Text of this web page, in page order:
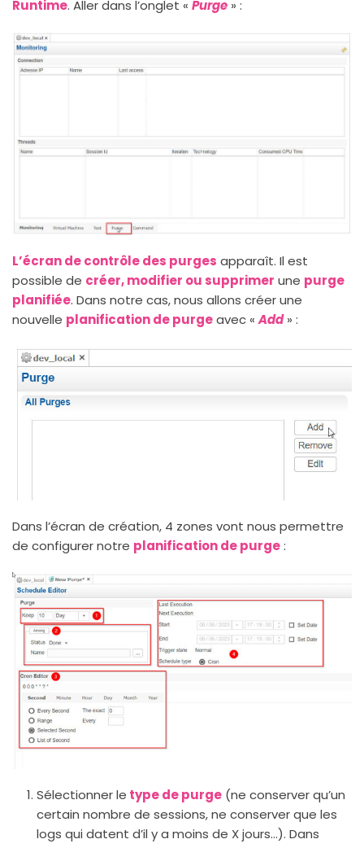
Runtime. Aller dans l’onglet « Purge » :
L’écran de contrôle des purges apparaît. Il est
possible de créer, modifier ou supprimer une purge
planifiée. Dans notre cas, nous allons créer une
nouvelle planification de purgeavec «Add» :
Dans l’écran de création, 4 zones vont nous permettre
de configurer notre planification de purge:
Sélectionner le type de purge (ne conserver qu’un
certain nombre de sessions, ne conserver que les
logs qui datent d’il y a moins de X jours…). Dans